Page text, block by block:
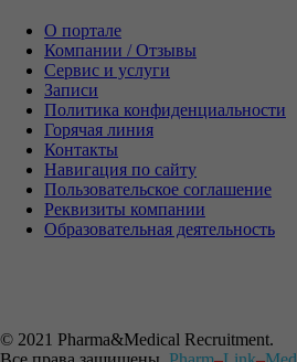
О портале
Компании / Отзывы
Сервис и услуги
Записи
Политика конфиденциальности
Горячая линия
Контакты
Навигация по сайту
Пользовательское соглашение
Реквизиты компании
Образовательная деятельность
© 2021 Pharma&Medical Recruitment.